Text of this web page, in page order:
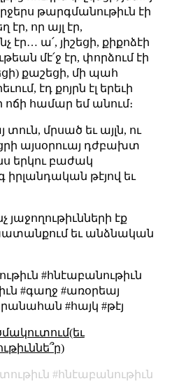
թարգմանութիւն էի
էր, որ այլ էր,
էր… ա՛, յիշեցի, քիքոձէի
մէ՛ջ էր, փորձում էի
քաշեցի, մի պահ
էդ քոյրն էլ երեւի
ոճի համար եմ անում։
տուն, մրսած եւ այլն, ու
այսօրուայ դժբախտ
երկու բաժակ
թէյով եւ
յաջողութիւնների էք
եւ անձնական
#հնէաբանութիւն
#գաղջ #առօրեայ
#հայկ #թէյ
հնէաբանութիւն